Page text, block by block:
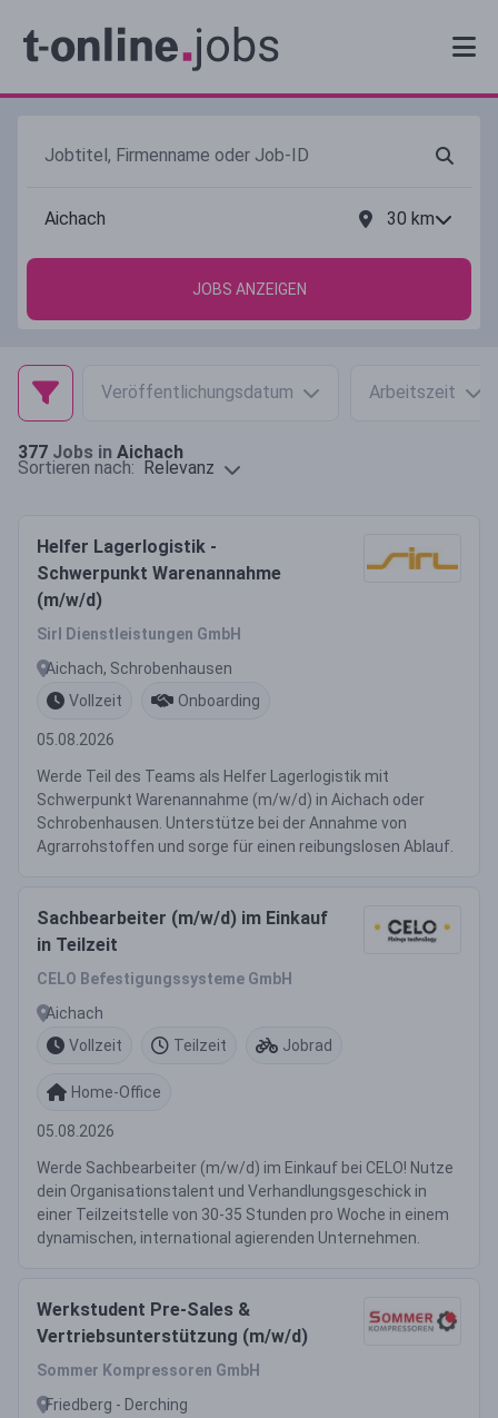
30 km
JOBS ANZEIGEN
Veröffentlichungsdatum Arbeitszeit
377 Jobs in Aichach
Sortieren nach: Relevanz
Helfer Lagerlogistik -
Schwerpunkt Warenannahme
(m/w/d)
Sirl Dienstleistungen GmbH
Aichach, Schrobenhausen
Vollzeit
Onboarding
05.08.2026
Werde Teil des Teams als Helfer Lagerlogistik mit
Schwerpunkt Warenannahme (m/w/d) in Aichach oder
Schrobenhausen. Unterstütze bei der Annahme von
Agrarrohstoffen und sorge für einen reibungslosen Ablauf.
Sachbearbeiter (m/w/d) im Einkauf
in Teilzeit
CELO Befestigungssysteme GmbH
Aichach
Vollzeit
Teilzeit Jobrad
Home-Office
05.08.2026
Werde Sachbearbeiter (m/w/d) im Einkauf bei CELO! Nutze
dein Organisationstalent und Verhandlungsgeschick in
einer Teilzeitstelle von 30-35 Stunden pro Woche in einem
dynamischen, international agierenden Unternehmen.
Werkstudent Pre-Sales &
Vertriebsunterstützung (m/w/d)
Sommer Kompressoren GmbH
Friedberg - Derching